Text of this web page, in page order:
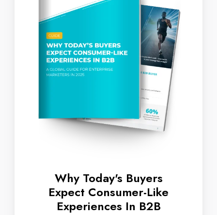
Why Today's Buyers
Expect Consumer-Like
Experiences In B2B
Consumer-
Experiences
In
B2B